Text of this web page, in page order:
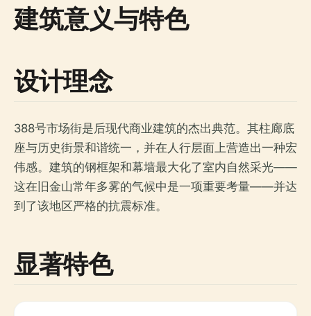
建筑意义与特色
设计理念
388号市场街是后现代商业建筑的杰出典范。其柱廊底
座与历史街景和谐统一，并在人行层面上营造出一种宏
伟感。建筑的钢框架和幕墙最大化了室内自然采光——
这在旧金山常年多雾的气候中是一项重要考量——并达
到了该地区严格的抗震标准。
显著特色